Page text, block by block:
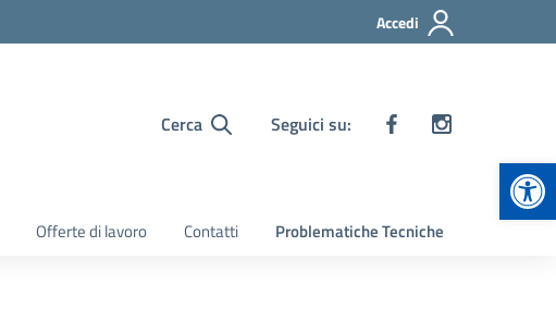
Accedi
Cerca Seguici su:
Offerte di lavoro Contatti Problematiche Tecniche